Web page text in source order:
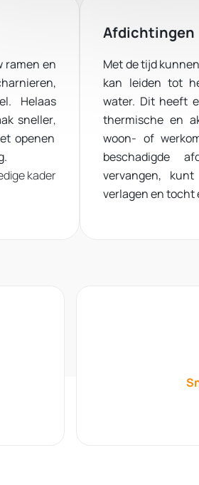
ramen en
Helaas
sneller,
openen
kader
Afdichtingen
Met de tijd
kan leiden tot
water. Dit heeft
thermische en
woon- of
beschadigde
vervangen,
verlagen en tocht